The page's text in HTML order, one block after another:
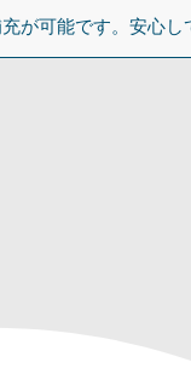
が可能です。安心し